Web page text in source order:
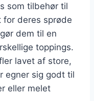
som tilbehør til
for deres sprøde
dem til en
toppings.
lavet af store,
egner sig godt til
eller melet